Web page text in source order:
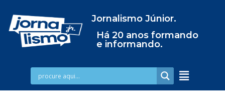
Jornalismo Júnior.
Há 20 anos formando
e informando.